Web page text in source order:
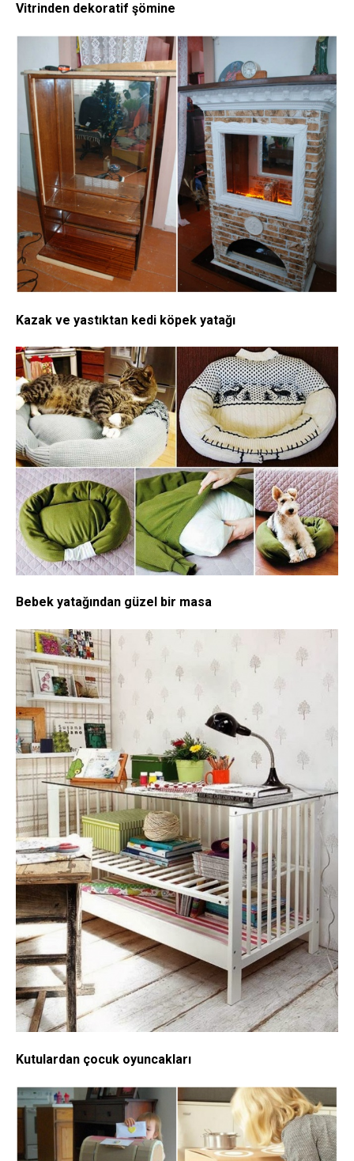
Vitrinden dekoratif şömine
Kazak ve yastıktan kedi köpek yatağı
Bebek yatağından güzel bir masa
Kutulardan çocuk oyuncakları